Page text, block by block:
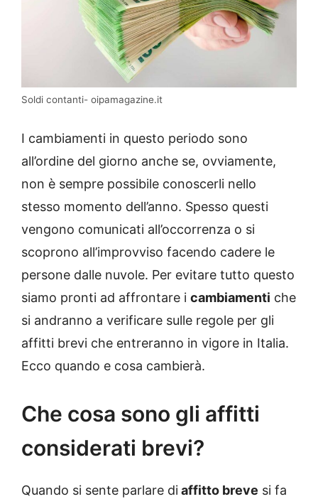
Soldi contanti- oipamagazine.it
I cambiamenti in questo periodo sono
all’ordine del giorno anche se, ovviamente,
non è sempre possibile conoscerli nello
stesso momento dell’anno. Spesso questi
vengono comunicati all’occorrenza o si
scoprono all’improvviso facendo cadere le
persone dalle nuvole. Per evitare tutto questo
siamo pronti ad affrontare i cambiamenti che
si andranno a verificare sulle regole per gli
affitti brevi che entreranno in vigore in Italia.
Ecco quando e cosa cambierà.
Che cosa sono gli affitti
considerati brevi?
Quando si sente parlare diaffitto breve si fa